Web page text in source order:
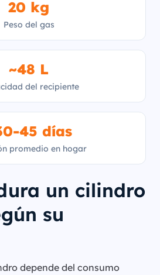
20 kg
Peso del gas
~48 L
del recipiente
45 días
promedio en hogar
un cilindro
su
depende del consumo